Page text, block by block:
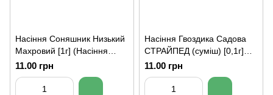
Насіння Соняшник Низький
Махровий [1г] (Насіння
України)
11.00 грн
Насіння Гвоздика Садова
СТРАЙПЕД (суміш) [0,1г]
(Насіння України)
11.00 грн